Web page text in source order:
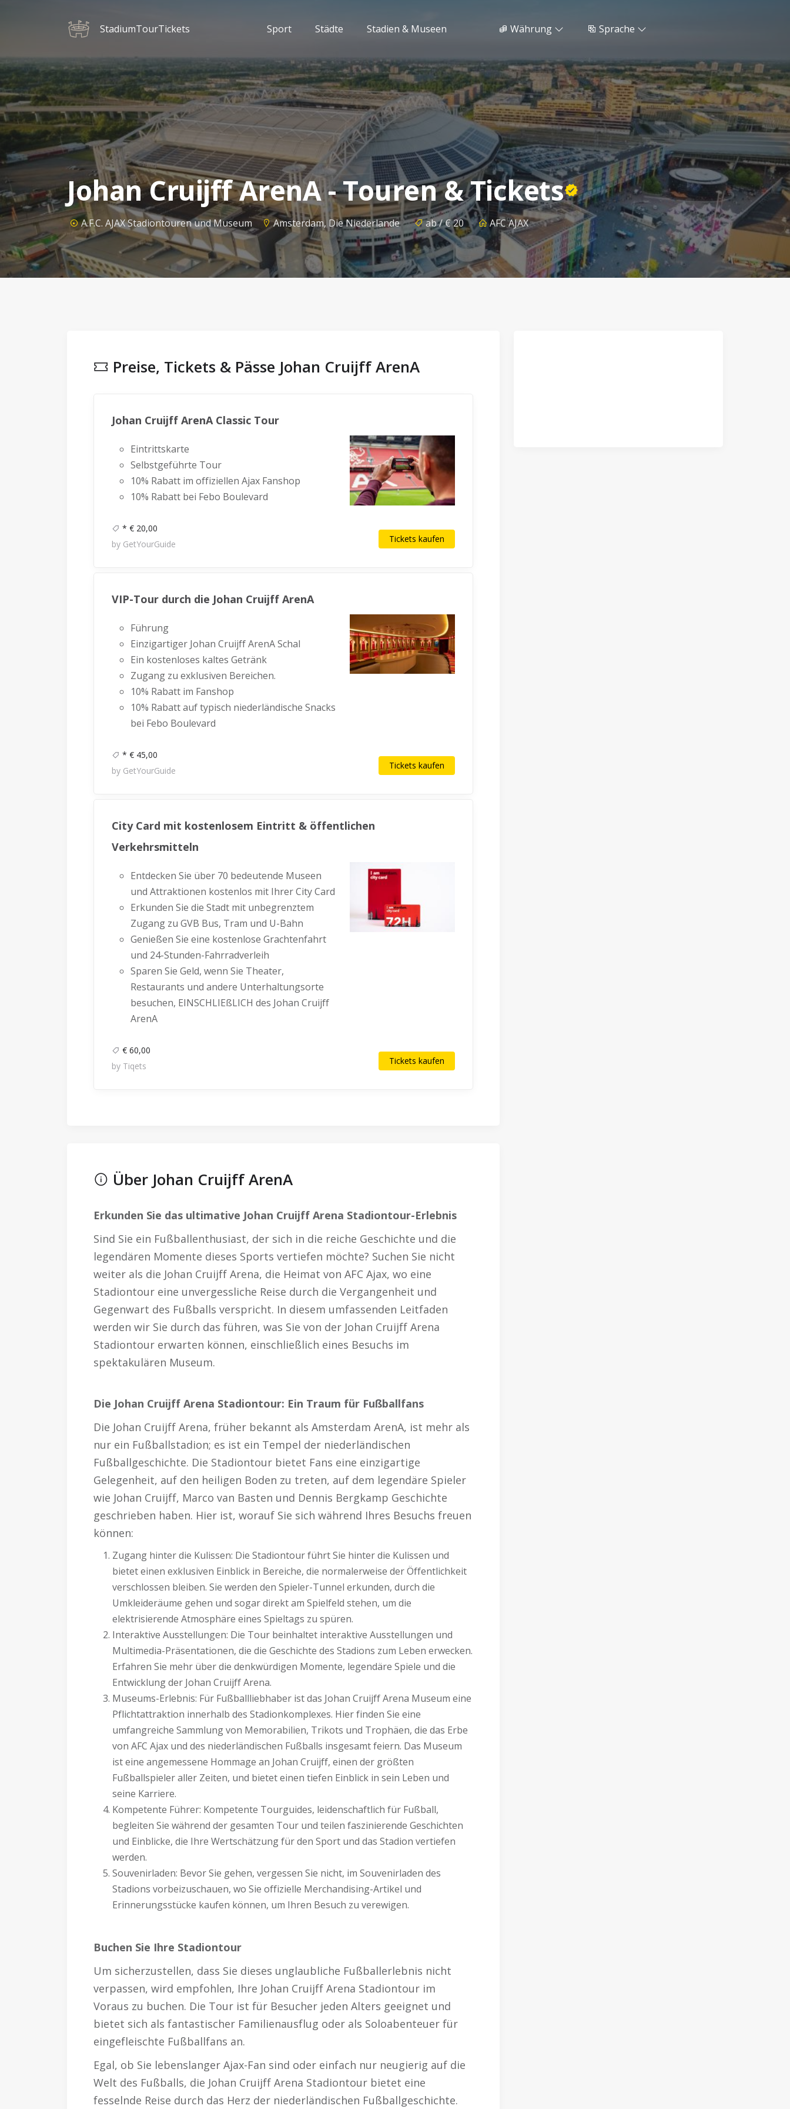
StadiumTourTickets Sport Städte Stadien & Museen Währung Sprache
Johan Cruijff ArenA - Touren & Tickets
A.F.C. AJAX Stadiontouren und Museum Amsterdam, Die Niederlande ab / € 20 AFC AJAX
Preise, Tickets & Pässe Johan Cruijff ArenA
Johan Cruijff ArenA Classic Tour
Eintrittskarte
Selbstgeführte Tour
10% Rabatt im offiziellen Ajax Fanshop
10% Rabatt bei Febo Boulevard
* € 20,00
by GetYourGuide
Tickets kaufen
VIP-Tour durch die Johan Cruijff ArenA
Führung
Einzigartiger Johan Cruijff ArenA Schal
Ein kostenloses kaltes Getränk
Zugang zu exklusiven Bereichen.
10% Rabatt im Fanshop
10% Rabatt auf typisch niederländische Snacks
bei Febo Boulevard
* € 45,00
by GetYourGuide
Tickets kaufen
City Card mit kostenlosem Eintritt & öffentlichen
Verkehrsmitteln
Entdecken Sie über 70 bedeutende Museen
und Attraktionen kostenlos mit Ihrer City Card
Erkunden Sie die Stadt mit unbegrenztem
Zugang zu GVB Bus, Tram und U-Bahn
Genießen Sie eine kostenlose Grachtenfahrt
und 24-Stunden-Fahrradverleih
Sparen Sie Geld, wenn Sie Theater,
Restaurants und andere Unterhaltungsorte
besuchen, EINSCHLIEßLICH des Johan Cruijff
ArenA
€ 60,00
by Tiqets
Tickets kaufen
Über Johan Cruijff ArenA
Erkunden Sie das ultimative Johan Cruijff Arena Stadiontour-Erlebnis
Sind Sie ein Fußballenthusiast, der sich in die reiche Geschichte und die
legendären Momente dieses Sports vertiefen möchte? Suchen Sie nicht
weiter als die Johan Cruijff Arena, die Heimat von AFC Ajax, wo eine
Stadiontour eine unvergessliche Reise durch die Vergangenheit und
Gegenwart des Fußballs verspricht. In diesem umfassenden Leitfaden
werden wir Sie durch das führen, was Sie von der Johan Cruijff Arena
Stadiontour erwarten können, einschließlich eines Besuchs im
spektakulären Museum.
Die Johan Cruijff Arena Stadiontour: Ein Traum für Fußballfans
Die Johan Cruijff Arena, früher bekannt als Amsterdam ArenA, ist mehr als
nur ein Fußballstadion; es ist ein Tempel der niederländischen
Fußballgeschichte. Die Stadiontour bietet Fans eine einzigartige
Gelegenheit, auf den heiligen Boden zu treten, auf dem legendäre Spieler
wie Johan Cruijff, Marco van Basten und Dennis Bergkamp Geschichte
geschrieben haben. Hier ist, worauf Sie sich während Ihres Besuchs freuen
können:
Zugang hinter die Kulissen: Die Stadiontour führt Sie hinter die Kulissen und
bietet einen exklusiven Einblick in Bereiche, die normalerweise der Öffentlichkeit
verschlossen bleiben. Sie werden den Spieler-Tunnel erkunden, durch die
Umkleideräume gehen und sogar direkt am Spielfeld stehen, um die
elektrisierende Atmosphäre eines Spieltags zu spüren.
Interaktive Ausstellungen: Die Tour beinhaltet interaktive Ausstellungen und
Multimedia-Präsentationen, die die Geschichte des Stadions zum Leben erwecken.
Erfahren Sie mehr über die denkwürdigen Momente, legendäre Spiele und die
Entwicklung der Johan Cruijff Arena.
Museums-Erlebnis: Für Fußballliebhaber ist das Johan Cruijff Arena Museum eine
Pflichtattraktion innerhalb des Stadionkomplexes. Hier finden Sie eine
umfangreiche Sammlung von Memorabilien, Trikots und Trophäen, die das Erbe
von AFC Ajax und des niederländischen Fußballs insgesamt feiern. Das Museum
ist eine angemessene Hommage an Johan Cruijff, einen der größten
Fußballspieler aller Zeiten, und bietet einen tiefen Einblick in sein Leben und
seine Karriere.
Kompetente Führer: Kompetente Tourguides, leidenschaftlich für Fußball,
begleiten Sie während der gesamten Tour und teilen faszinierende Geschichten
und Einblicke, die Ihre Wertschätzung für den Sport und das Stadion vertiefen
werden.
Souvenirladen: Bevor Sie gehen, vergessen Sie nicht, im Souvenirladen des
Stadions vorbeizuschauen, wo Sie offizielle Merchandising-Artikel und
Erinnerungsstücke kaufen können, um Ihren Besuch zu verewigen.
Buchen Sie Ihre Stadiontour
Um sicherzustellen, dass Sie dieses unglaubliche Fußballerlebnis nicht
verpassen, wird empfohlen, Ihre Johan Cruijff Arena Stadiontour im
Voraus zu buchen. Die Tour ist für Besucher jeden Alters geeignet und
bietet sich als fantastischer Familienausflug oder als Soloabenteuer für
eingefleischte Fußballfans an.
Egal, ob Sie lebenslanger Ajax-Fan sind oder einfach nur neugierig auf die
Welt des Fußballs, die Johan Cruijff Arena Stadiontour bietet eine
fesselnde Reise durch das Herz der niederländischen Fußballgeschichte.